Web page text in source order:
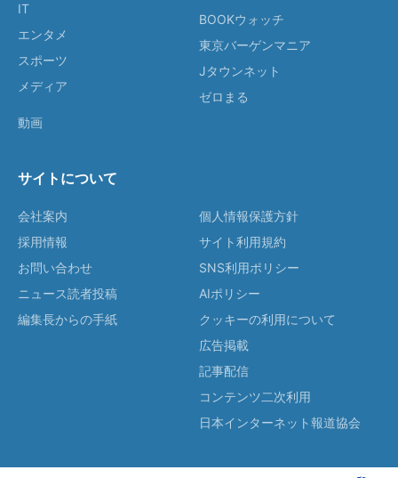
IT
エンタメ
スポーツ
メディア
動画
BOOKウォッチ
東京バーゲンマニア
Jタウンネット
ゼロまる
サイトについて
会社案内
採用情報
お問い合わせ
ニュース読者投稿
編集長からの手紙
個人情報保護方針
サイト利用規約
SNS利用ポリシー
AIポリシー
クッキーの利用について
広告掲載
記事配信
コンテンツ二次利用
日本インターネット報道協会